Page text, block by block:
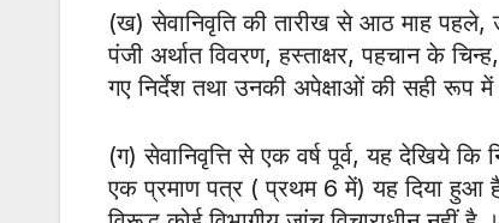
(ख) सेवानिवृति की तारीख से आठ माह पहले,
पंजी अर्थात विवरण, हस्ताक्षर, पहचान के
गए निर्देश तथा उनकी अपेक्षाओं की सही रूप
(ग) सेवानिवृत्ति से एक वर्ष पूर्व, यह देखिये कि
एक प्रमाण पत्र ( प्रथम 6 में) यह दिया हुआ